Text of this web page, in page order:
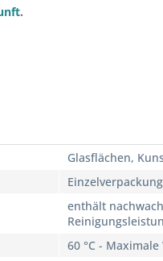
.
Glasflächen,
enthält
60 °C -